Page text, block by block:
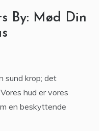
By: Mød Din
sund krop; det
hud er vores
en beskyttende